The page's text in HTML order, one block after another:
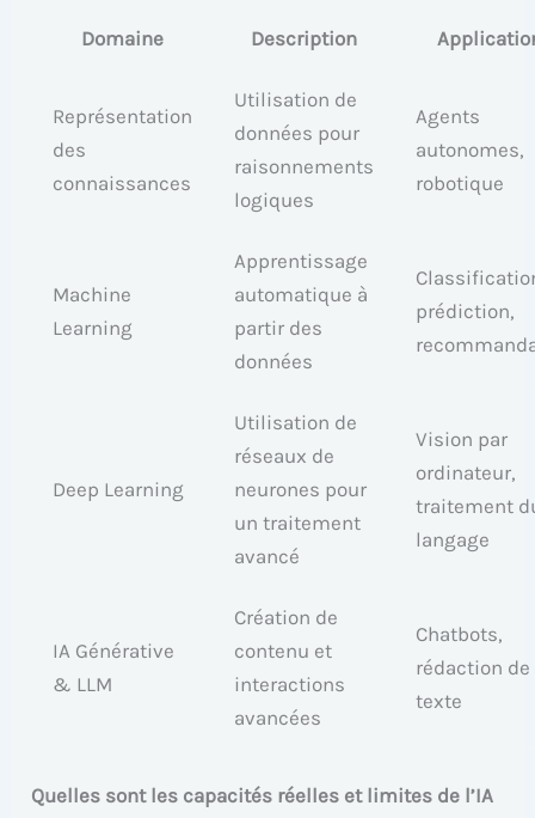
Domaine Description
Représentation
des
connaissances
Utilisation de
données pour
raisonnements
logiques
Agents
autonomes,
robotique
Machine
Learning
Apprentissage
automatique à
partir des
données
prédiction,
Deep Learning
Utilisation de
réseaux de
neurones pour
un traitement
avancé
Vision par
ordinateur,
traitement
langage
IA Générative
& LLM
Création de
contenu et
interactions
avancées
Chatbots,
rédaction de
texte
Quelles sont les capacités réelles et limites de l’IA